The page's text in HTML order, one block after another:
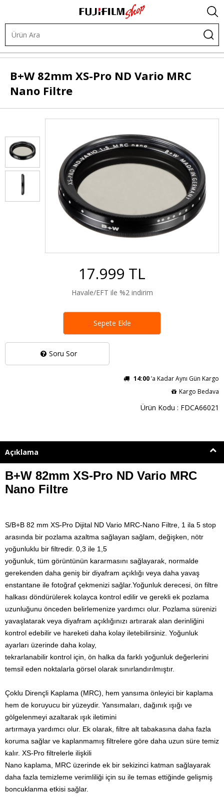
B+W 82mm XS-Pro ND Vario MRC
Nano Filtre
Soru Sor
17.999 TL
Havale/EFT ile %2 indirim
14:00’a Kadar Aynı Gün Kargo
Kargo Bedava
Ürün Kodu : FDCA66021
Sepete Ekle
Açıklama
B+W 82mm XS-Pro ND Vario MRC
Nano Filtre
S/B+B 82 mm XS-Pro Dijital ND Vario MRC-Nano Filtre, 1 ila 5 stop
arasında bir pozlama azaltma sağlayan sağlam, değişken, nötr
yoğunluklu bir filtredir. 0,3 ile 1,5
yoğunluk, tüm görüntünün kararmasını sağlayarak, normalde
gerekenden daha geniş bir diyafram açıklığı veya daha yavaş
enstantane ile fotoğraf çekmenizi sağlar.Yoğunluk derecesi, ön filtre
halkası döndürülerek kolayca kontrol edilir ve gerekli ek pozlama
uzunluğunu önceden belirlemenize yardımcı olur. Pozlama sürenizi
yavaşlatarak veya diyafram açıklığınızı artırarak alan derinliğini
kontrol edebilir ve hareketi daha kolay iletebilirsiniz. Yoğunluk
ayarları üzerinde daha kolay,
tekrarlanabilir kontrol için, ön halka da farklı yoğunluk değerlerini
temsil eden noktalarla görsel olarak sınırlandırılmıştır.
Çoklu Dirençli Kaplama (MRC), hem yansıma önleyici bir kaplama
hem de koruyucu bir yüzeydir. Yansımaları, dağınık ışığı ve
gölgelenmeyi azaltarak ışık iletimini
artırmaya yardımcı olur. Ek olarak, filtre alt tabakasına daha fazla
koruma sağlar ve kaplanmamış filtrelere göre daha uzun süre temiz
kalır. XS-Pro filtrelerle ilişkili
Nano kaplama, MRC üzerinde ek bir sekizinci katman sağlayarak
daha fazla temizleme verimliliği için su ile temas ettiğinde gelişmiş
boncuklanma etkisi sağlar.